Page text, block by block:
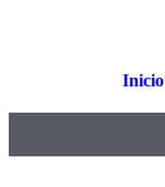
Inicio